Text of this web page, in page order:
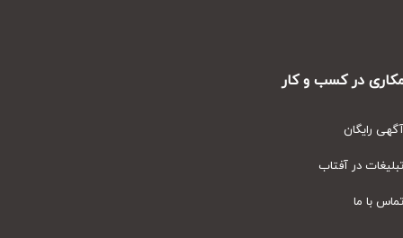
در کسب و کار
رایگان
در آفتاب
با ما